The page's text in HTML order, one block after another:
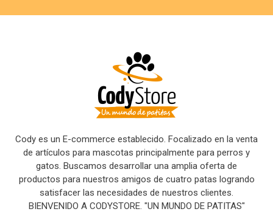
Cody es un E-commerce establecido. Focalizado en la venta
de artículos para mascotas principalmente para perros y
gatos. Buscamos desarrollar una amplia oferta de
productos para nuestros amigos de cuatro patas logrando
satisfacer las necesidades de nuestros clientes.
BIENVENIDO A CODYSTORE. "UN MUNDO DE PATITAS"